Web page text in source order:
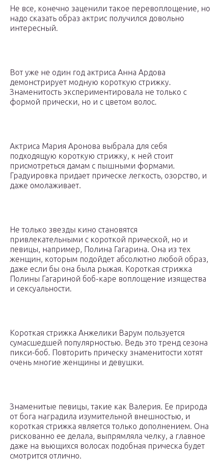
Не все, конечно заценили такое перевоплощение, но
надо сказать образ актрис получился довольно
интересный.
Вот уже не один год актриса Анна Ардова
демонстрирует модную короткую стрижку.
Знаменитость экспериментировала не только с
формой прически, но и с цветом волос.
Актриса Мария Аронова выбрала для себя
подходящую короткую стрижку, к ней стоит
присмотреться дамам с пышными формами.
Градуировка придает прическе легкость, озорство, и
даже омолаживает.
Не только звезды кино становятся
привлекательными с короткой прической, но и
певицы, например, Полина Гагарина. Она из тех
женщин, которым подойдет абсолютно любой образ,
даже если бы она была рыжая. Короткая стрижка
Полины Гагариной боб-каре воплощение изящества
и сексуальности.
Короткая стрижка Анжелики Варум пользуется
сумасшедшей популярностью. Ведь это тренд сезона
пикси-боб. Повторить прическу знаменитости хотят
очень многие женщины и девушки.
Знаменитые певицы, такие как Валерия. Ее природа
от бога наградила изумительной внешностью, и
короткая стрижка является только дополнением. Она
рискованно ее делала, выпрямляла челку, а главное
даже на вьющихся волосах подобная прическа будет
смотрится отлично.